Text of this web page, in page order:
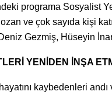
programa Sosyalist
ve çok sayıda kişi
Gezmiş, Hüseyin
YENİDEN İNŞA
kaybedenleri andı